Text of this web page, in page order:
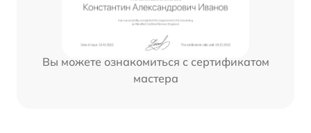
Вы можете ознакомиться с сертификатом
мастера